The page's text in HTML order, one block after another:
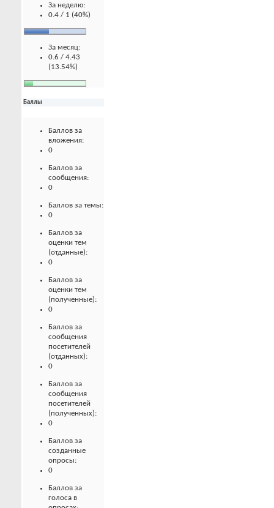
За неделю:
0.4 / 1 (40%)
За месяц:
0.6 / 4.43
(13.54%)
Баллы
Баллов за
вложения:
0
Баллов за
сообщения:
0
Баллов за темы:
0
Баллов за
оценки тем
(отданные):
0
Баллов за
оценки тем
(полученные):
0
Баллов за
сообщения
посетителей
(отданных):
0
Баллов за
сообщения
посетителей
(полученных):
0
Баллов за
созданные
опросы:
0
Баллов за
голоса в